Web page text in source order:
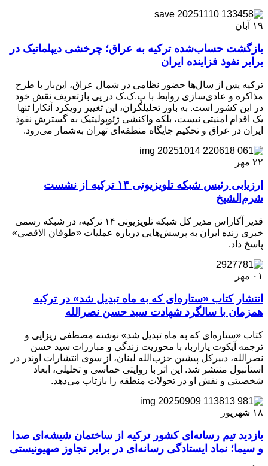
۱۹ آبان
بازگشت حساب‌شده ترکیه به عراق؛ چرخشی دیپلماتیک در
برابر نفوذ فزاینده ایران
ترکیه پس از سال‌ها حضور نظامی در شمال عراق، این‌بار با طرح
مذاکره و عادی‌سازی روابط با پ.ک.ک در پی بازتعریف نقش خود
در این کشور است. به باور تحلیلگران، این تغییر رویکرد آنکارا تنها
یک اقدام امنیتی نیست، بلکه واکنشی ژئوپولیتیک به گسترش نفوذ
ایران در عراق و تحکیم جایگاه منطقه‌ای تهران به‌شمار می‌رود.
۲۲ مهر
ارزیابی رئیس شبکه تلویزیونی ۱۴ ترکیه از نشست
شرم‌الشیخ
قدیر آکاراس مدیر کل شبکه تلویزیونی ۱۴ ترکیه، در شبکه رسمی
خبری زنده ایران به پرسش‌هایی درباره عملیات «طوفان الاقصی»
پاسخ داد.
۰۱ مهر
انتشار کتاب «ستاره‌ای که به ماه تبدیل شد» در ترکیه
همزمان با سالگرد شهادت سید حسن نصرالله
کتاب «ستاره‌ای که به ماه تبدیل شد» نوشته مصطفی ریزایی و
ترجمه آیکوت پازاربا، با محوریت زندگی و مبارزات سید حسن
نصرالله، دبیرکل پیشین حزب‌الله لبنان، از سوی انتشارات اوندر در
استانبول منتشر شد. این اثر با روایتی حماسی و تحلیلی، ابعاد
شخصیتی و نقش او در تحولات منطقه را بازتاب می‌دهد.
۱۸ شهریور
بازدید تیم رسانه‌ای کشور ترکیه از ساختمان شیشه‌ای صدا
و سیما؛ نماد ایستادگی رسانه‌ای در برابر تجاوز صهیونیستی